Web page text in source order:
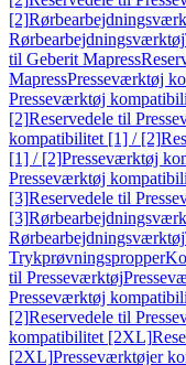
[2]
Rørbearbejdningsværktøj
til Geberit Mapress
MapressPresseværktøj
Presseværktøj
[2]Reservedele til
kompatibilitet [1] / [2]
[1] / [2]Presseværktøj
Presseværktøj
[3]Reservedele til
[3]
Rørbearbejdningsværktøj
Trykprøvningspropper
til Presseværktøj
Presseværktøj
[2]Reservedele til
kompatibilitet [2XL]
[2XL]Presseværktøjer